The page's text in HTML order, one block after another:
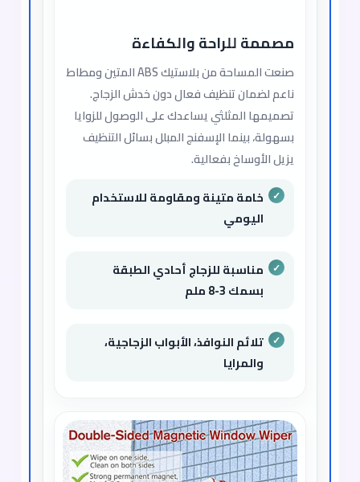
مصممة للراحة والكفاءة
صنعت المساحة من بلاستيك ABS المتين ومطاط
ناعم لضمان تنظيف فعال دون خدش الزجاج.
تصميمها المثلثي يساعدك على الوصول للزوايا
بسهولة، بينما الإسفنج المبلل بسائل التنظيف
يزيل الأوساخ بفعالية.
خامة متينة ومقاومة للاستخدام
اليومي
مناسبة للزجاج أحادي الطبقة
بسمك 3-8 ملم
تلائم النوافذ، الأبواب الزجاجية،
والمرايا